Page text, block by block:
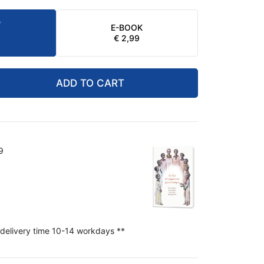
E-BOOK
€ 2,99
ADD TO CART
time 10-14 workdays **